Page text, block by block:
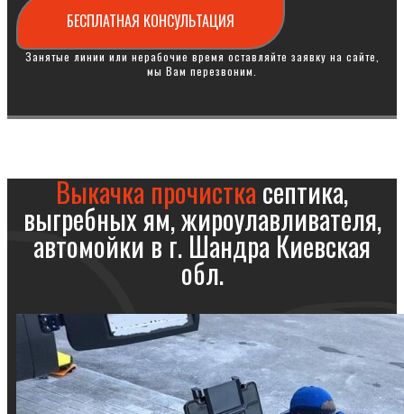
БЕСПЛАТНАЯ КОНСУЛЬТАЦИЯ
Занятые линии или нерабочие время оставляйте заявку на сайте,
мы Вам перезвоним.
Выкачка прочисткасептика,
выгребных ям, жироулавливателя,
автомойки в г. Шандра Киевская
обл.